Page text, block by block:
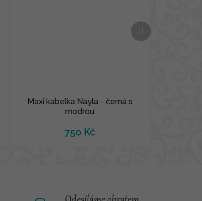
Maxi kabelka Nayla - černá s
modrou
750 Kč
Další
produkt